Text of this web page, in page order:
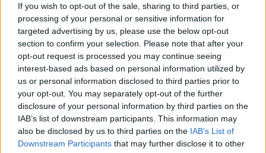
If you wish to opt-out of the sale, sharing to third parties, or
processing of your personal or sensitive information for
targeted advertising by us, please use the below opt-out
section to confirm your selection. Please note that after your
opt-out request is processed you may continue seeing
interest-based ads based on personal information utilized by
us or personal information disclosed to third parties prior to
your opt-out. You may separately opt-out of the further
disclosure of your personal information by third parties on the
IAB’s list of downstream participants. This information may
also be disclosed by us to third parties on the IAB’s List of
Downstream Participants that may further disclose it to other
reprezentantem drużyny Counter-Strike: Global
Offensive, która reprezentuje Venatores.
Wczoraj organizacja ogło...
Marcin "SooN" Wójcicki został czwartym
reprezentantem drużyny Counter-Strike: Global
Offensive, która reprezentuje Venatores. Wczoraj
organizacja ogłosiła również dołączenie Karola "tecka"
Kapczyńskiego, a jutro mamy poznać gracza, który